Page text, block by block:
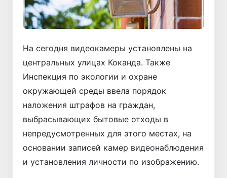
На сегодня видеокамеры установлены на
центральных улицах Коканда. Также
Инспекция по экологии и охране
окружающей среды ввела порядок
наложения штрафов на граждан,
выбрасывающих бытовые отходы в
непредусмотренных для этого местах, на
основании записей камер видеонаблюдения
и установления личности по изображению.